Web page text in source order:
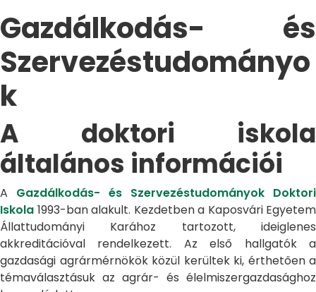
Gazdálkodás- és
Szervezéstudományo
k
A doktori iskola
általános információi
A Gazdálkodás- és Szervezéstudományok Doktori
Iskola 1993-ban alakult. Kezdetben a Kaposvári Egyetem
Állattudományi Karához tartozott, ideiglenes
akkreditációval rendelkezett. Az első hallgatók a
gazdasági agrármérnökök közül kerültek ki, érthetően a
témaválasztásuk az agrár- és élelmiszergazdasághoz